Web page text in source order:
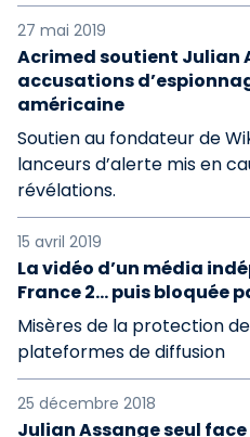
27 mai 2019
Acrimed soutient Julian
accusations
américaine
Soutien au fondateur de
lanceurs d’alerte mis en
révélations.
15 avril 2019
La vidéo d’un média
France 2… puis bloquée
Misères de la protection
plateformes de diffusion
25 décembre 2018
Julian Assange seul